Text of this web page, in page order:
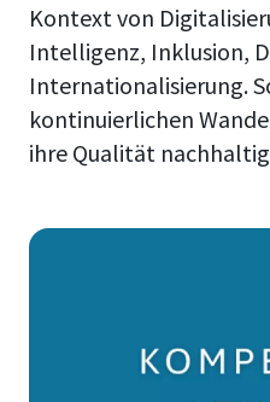
Kontext von
Intelligenz, Inklusion,
Internationalisierung.
kontinuierlichen
ihre Qualität